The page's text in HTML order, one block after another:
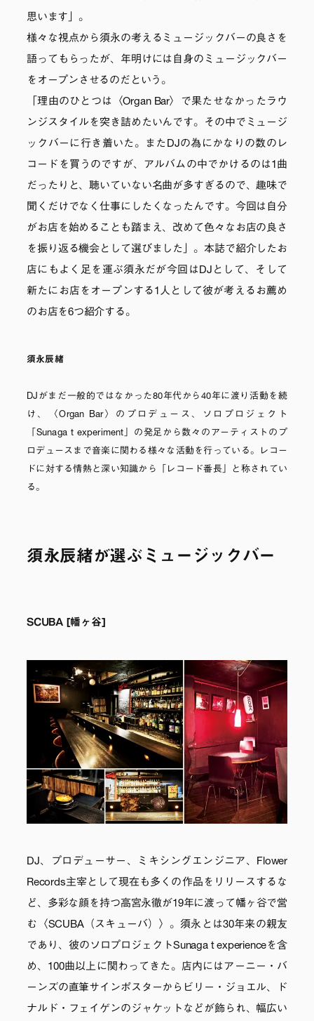
思います」。
様々な視点から須永の考えるミュージックバーの良さを
語ってもらったが、年明けには自身のミュージックバー
をオープンさせるのだという。
「理由のひとつは〈Organ Bar〉で果たせなかったラウ
ンジスタイルを突き詰めたいんです。その中でミュージ
ックバーに行き着いた。またDJの為にかなりの数のレ
コードを買うのですが、アルバムの中でかけるのは1曲
だったりと、聴いていない名曲が多すぎるので、趣味で
聞くだけでなく仕事にしたくなったんです。今回は自分
がお店を始めることも踏まえ、改めて色々なお店の良さ
を振り返る機会として選びました」。本誌で紹介したお
店にもよく足を運ぶ須永だが今回はDJとして、そして
新たにお店をオープンする1人として彼が考えるお薦め
のお店を6つ紹介する。
須永辰緒
DJがまだ一般的ではなかった80年代から40年に渡り活動を続
け、〈Organ Bar〉のプロデュース、ソロプロジェクト
「Sunaga t experiment」の発足から数々のアーティストのプ
ロデュースまで音楽に関わる様々な活動を行っている。レコー
ドに対する情熱と深い知識から「レコード番長」と称されてい
る。
須永辰緒が選ぶミュージックバー
SCUBA [幡ヶ谷]
DJ、プロデューサー、ミキシングエンジニア、Flower
Records主宰として現在も多くの作品をリリースするな
ど、多彩な顔を持つ高宮永徹が19年に渡って幡ヶ谷で営
む〈SCUBA（スキューバ）〉。須永とは30年来の親友
であり、彼のソロプロジェクトSunaga t experienceを含
め、100曲以上に関わってきた。店内にはアーニー・バ
ーンズの直筆サインポスターからビリー・ジョエル、ド
ナルド・フェイゲンのジャケットなどが飾られ、幅広い